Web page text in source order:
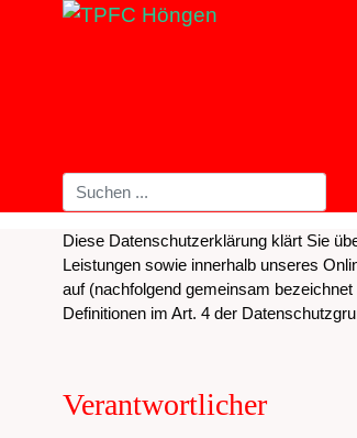
Diese Datenschutzerklärung klärt Sie
Leistungen sowie innerhalb unseres
auf (nachfolgend gemeinsam bezeichnet
Definitionen im Art. 4 der
Verantwortlicher